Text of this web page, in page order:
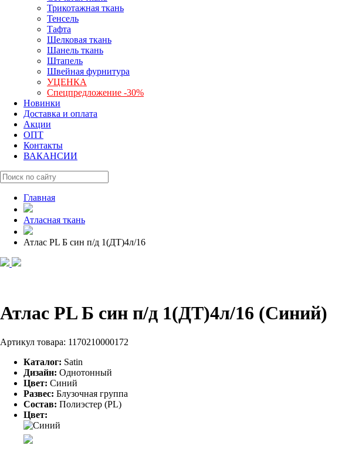
Трикотажная ткань
Тенсель
Тафта
Шелковая ткань
Шанель ткань
Штапель
Швейная фурнитура
УЦЕНКА
Спецпредложение -30%
Новинки
Доставка и оплата
Акции
ОПТ
Контакты
ВАКАНСИИ
Главная
Атласная ткань
Атлас PL Б син п/д 1(ДТ)4л/16
Атлас PL Б син п/д 1(ДТ)4л/16 (Синий)
Артикул товара: 1170210000172
Каталог: Satin
Дизайн: Однотонный
Цвет: Синий
Развес: Блузочная группа
Состав: Полиэстер (PL)
Цвет: